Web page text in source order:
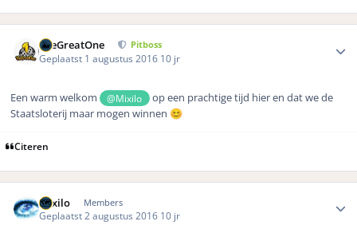
TheGreatOne Pitboss
Geplaatst 1 augustus 2016 10 jr
Een warm welkom @Mixilo
op een prachtige tijd hier en dat we de
Staatsloterij maar mogen winnen 😊
Citeren
Mixilo Members
Geplaatst 2 augustus 2016 10 jr